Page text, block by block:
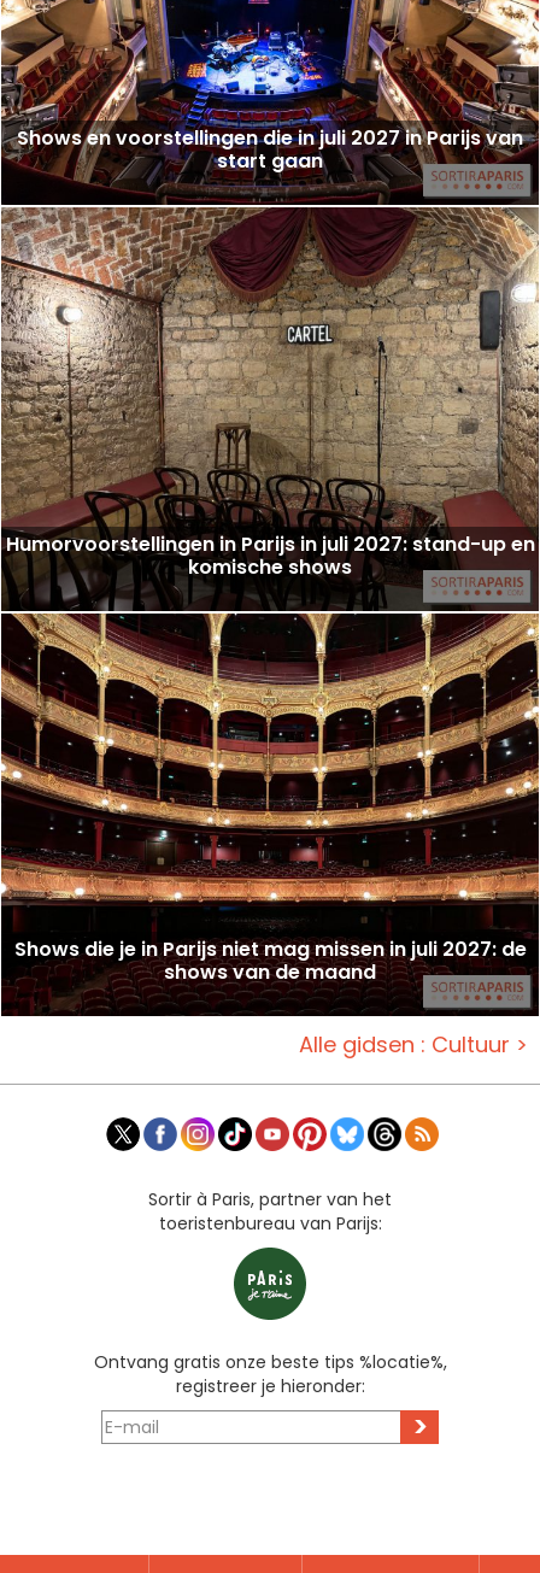
Shows en voorstellingen die in juli 2027 in Parijs van
start gaan
Humorvoorstellingen in Parijs in juli 2027: stand-up en
komische shows
Shows die je in Parijs niet mag missen in juli 2027: de
shows van de maand
Alle gidsen : Cultuur >
Sortir à Paris, partner van het
toeristenbureau van Parijs:
Ontvang gratis onze beste tips %locatie%,
registreer je hieronder:
>